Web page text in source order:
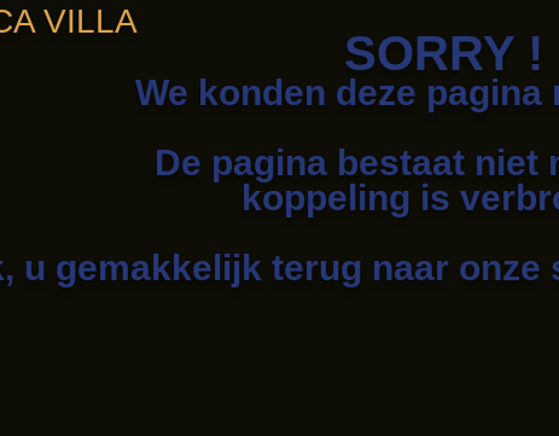
VILLA
SORRY !
We konden deze pagina
De pagina bestaat niet
koppeling is
u gemakkelijk terug naar